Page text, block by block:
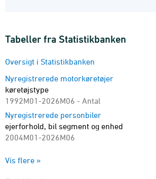
Tabeller fra Statistikbanken
Oversigt i Statistikbanken
Nyregistrerede motorkøretøjer
køretøjstype
1992M01-2026M06 - Antal
Nyregistrerede personbiler
ejerforhold, bil segment og enhed
2004M01-2026M06
ejerforhold og drivmiddel
Vis flere »